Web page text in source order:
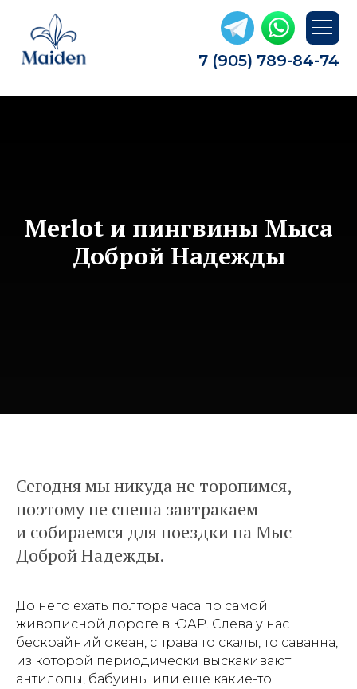
7 (905) 789-84-74
Merlot и пингвины Мыса
Доброй Надежды
Сегодня мы никуда не торопимся,
поэтому не спеша завтракаем
и собираемся для поездки на Мыс
Доброй Надежды.
До него ехать полтора часа по самой
живописной дороге в ЮАР. Слева у нас
бескрайний океан, справа то скалы, то саванна,
из которой периодически выскакивают
антилопы, бабуины или еще какие-то